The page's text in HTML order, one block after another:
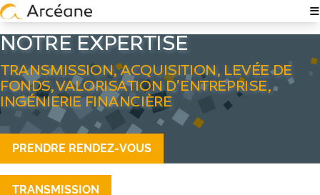
≡
NOTRE EXPERTISE
À PROPOS
QUI SOMMES-NOUS ?
NOS ÉQUIPES
NOTRE EXPERTISE
TRANSMISSION, ACQUISITION, LEVÉE DE
FONDS, VALORISATION D’ENTREPRISE,
INGÉNIERIE FINANCIÈRE
PRENDRE RENDEZ-VOUS
TRANSMISSION